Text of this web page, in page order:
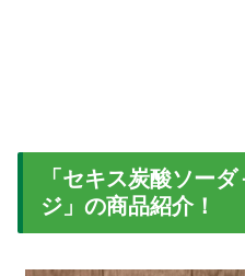
「セキス炭酸ソー
ジ」の商品紹介！